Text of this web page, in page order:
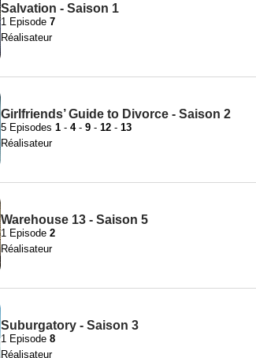
Salvation - Saison 1
1 Episode 7
Réalisateur
Girlfriends’ Guide to Divorce - Saison 2
5 Episodes 1 - 4- 9 - 12 - 13
Réalisateur
Warehouse 13 - Saison 5
1 Episode 2
Réalisateur
Suburgatory - Saison 3
1 Episode 8
Réalisateur